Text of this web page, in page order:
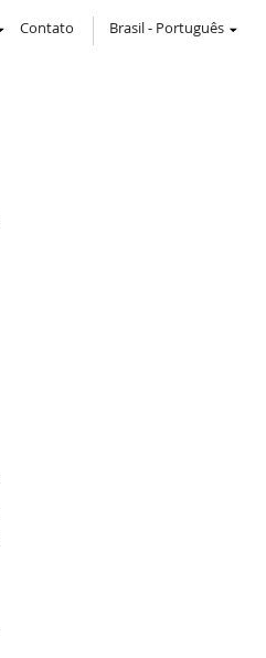
Contato Brasil- Português